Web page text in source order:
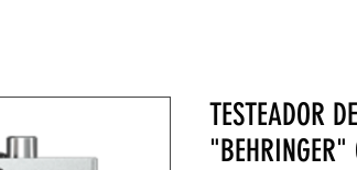
TESTEADOR
"BEHRINGER"